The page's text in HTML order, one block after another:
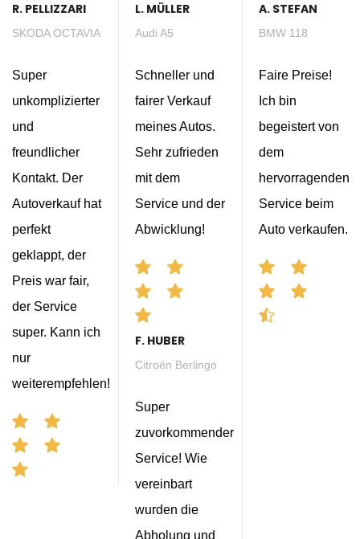
R. PELLIZZARI
SKODA OCTAVIA
Super
unkomplizierter
und
freundlicher
Kontakt. Der
Autoverkauf hat
perfekt
geklappt, der
Preis war fair,
der Service
super. Kann ich
nur
weiterempfehlen!
L. MÜLLER
Audi A5
Schneller und
fairer Verkauf
meines Autos.
Sehr zufrieden
mit dem
Service und der
Abwicklung!
A. STEFAN
BMW 118
Faire Preise!
Ich bin
begeistert von
dem
hervorragenden
Service beim
Auto verkaufen.
F. HUBER
Citroën Berlingo
Super
zuvorkommender
Service! Wie
vereinbart
wurden die
Abholung und